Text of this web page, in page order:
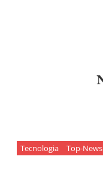
Tecnologia Top-News